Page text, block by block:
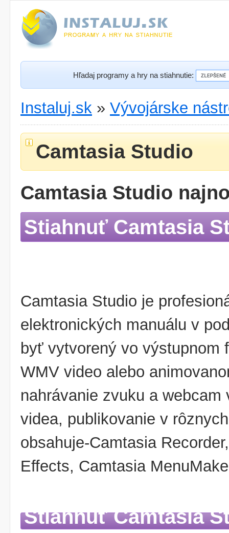
Hľadaj programy a hry na stiahnutie:
Instaluj.sk » Vývojárske
Camtasia Studio
Camtasia Studio
Stiahnuť Camtasia
Camtasia Studio je
elektronických manuálu v
byť vytvorený vo výstupnom
WMV video alebo
nahrávanie zvuku a
videa, publikovanie v
obsahuje-Camtasia
Effects, Camtasia
Stiahnuť Camtasia